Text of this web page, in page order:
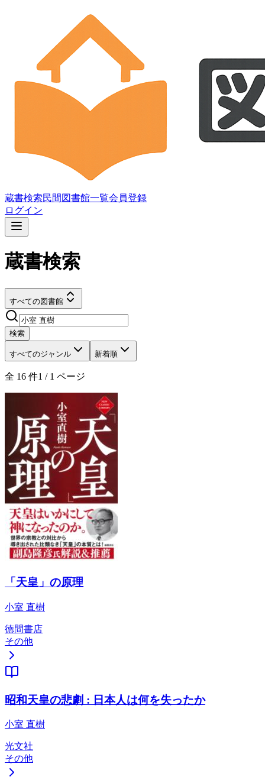
蔵書検索民間図書館一覧会員登録
ログイン
蔵書検索
すべての図書館
検索
すべてのジャンル 新着順
全 16 件1 / 1 ページ
「天皇」の原理
小室 直樹
徳間書店
その他
昭和天皇の悲劇 : 日本人は何を失ったか
小室 直樹
光文社
その他